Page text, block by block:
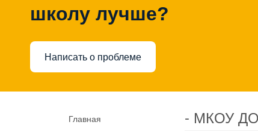
школу лучше?
Написать о проблеме
Главная
- МКОУ